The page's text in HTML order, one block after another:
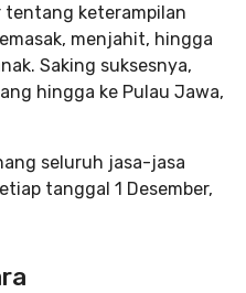
tentang keterampilan
menjahit, hingga
Saking suksesnya,
hingga ke Pulau Jawa,
seluruh jasa-jasa
tanggal 1 Desember,